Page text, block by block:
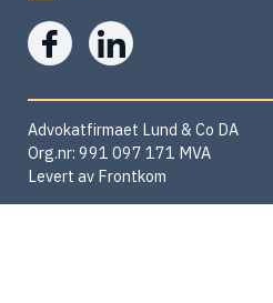
Advokatfirmaet Lund & Co DA
Org.nr: 991 097 171 MVA
Levert av Frontkom